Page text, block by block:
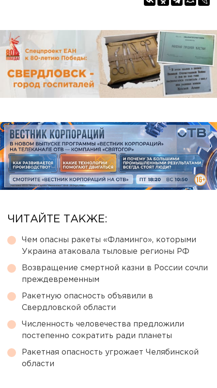
ЧИТАЙТЕ ТАКЖЕ:
Чем опасны ракеты «Фламинго», которыми
Украина атаковала тыловые регионы РФ
Возвращение смертной казни в России сочли
преждевременным
Ракетную опасность объявили в
Свердловской области
Численность человечества предложили
постепенно сократить ради планеты
Ракетная опасность угрожает Челябинской
области